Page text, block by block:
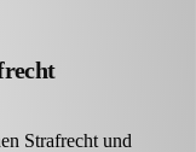
Strafrecht und